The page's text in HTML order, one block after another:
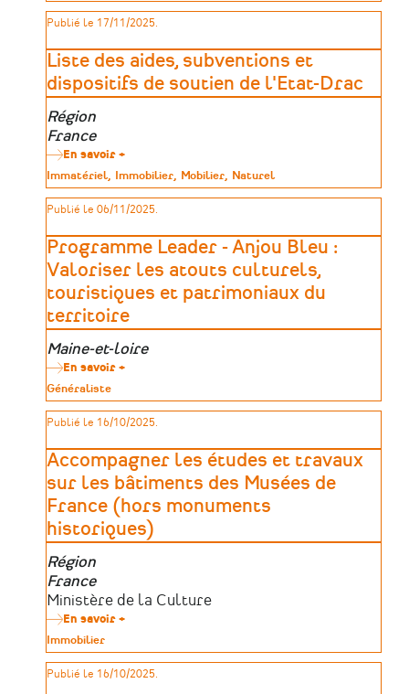
-
Financement
ou
nouveaux
projets
(2026)
de
patrimoine
Publié le 17/11/2025.
Liste des aides, subventions et
dispositifs de soutien de l'Etat-Drac
Zone
géographique
Région
France
En savoir +
Liste
des
aides,
subventions
dispositifs
de
soutien
de
l'Etat-
Type
de
patrimoine
Immatériel Immobilier Mobilier Naturel
Publié le 06/11/2025.
Programme Leader - Anjou Bleu :
Valoriser les atouts culturels,
touristiques et patrimoniaux du
territoire
Zone
géographique
Maine-et-loire
En savoir +
-
Anjou
:
Valoriser
les
atouts
culturels,
touristiques
et
patrimoniaux
Type
de
patrimoine
Généraliste
Publié le 16/10/2025.
Accompagner les études et travaux
sur les bâtiments des Musées de
France (hors monuments
historiques)
Zone
géographique
Région
France
Porteurs
d’aides
Ministère de la Culture
En savoir +
études
et
Type
de
patrimoine
Immobilier
Publié le 16/10/2025.